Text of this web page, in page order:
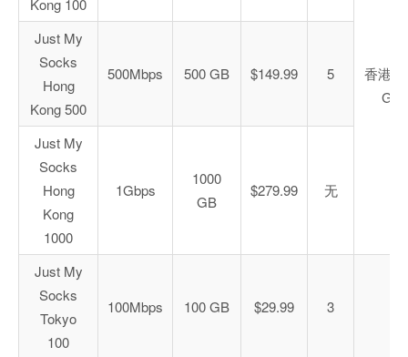
Kong 100
香港
GIA
Just My
Socks
Hong
Kong 500
500Mbps 500 GB $149.99 5
Just My
Socks
Hong
Kong
1000
1Gbps
1000
GB
$279.99 无
Just My
Socks
Tokyo
100
100Mbps 100 GB $29.99 3